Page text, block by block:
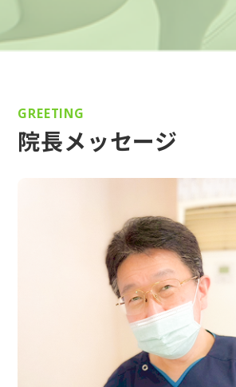
GREETING
院長メッセージ